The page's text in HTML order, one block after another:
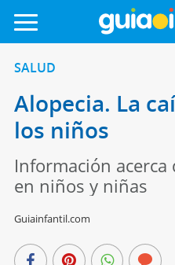
SALUD
Alopecia. La
los niños
Información acerca
en niños y niñas
Guiainfantil.com